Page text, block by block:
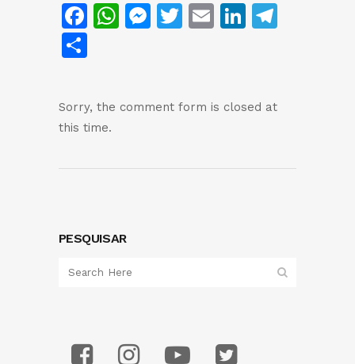
Facebook
WhatsApp
Messenger
Twitter
EmailLinkedIn
Sorry, the comment form is closed at
this time.
PESQUISAR